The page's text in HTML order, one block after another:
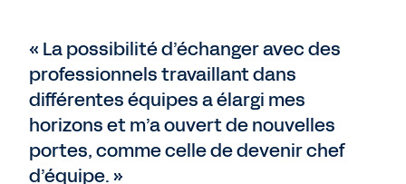
« La possibilité d’échanger avec des
professionnels travaillant dans
différentes équipes a élargi mes
horizons et m’a ouvert de nouvelles
portes, comme celle de devenir chef
d’équipe. »